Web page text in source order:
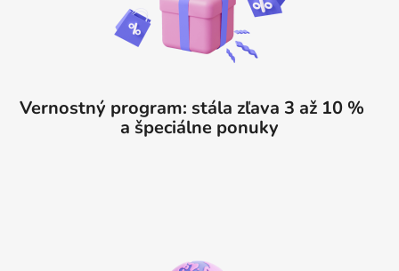
Vernostný program: stála zľava 3 až 10 %
a špeciálne ponuky